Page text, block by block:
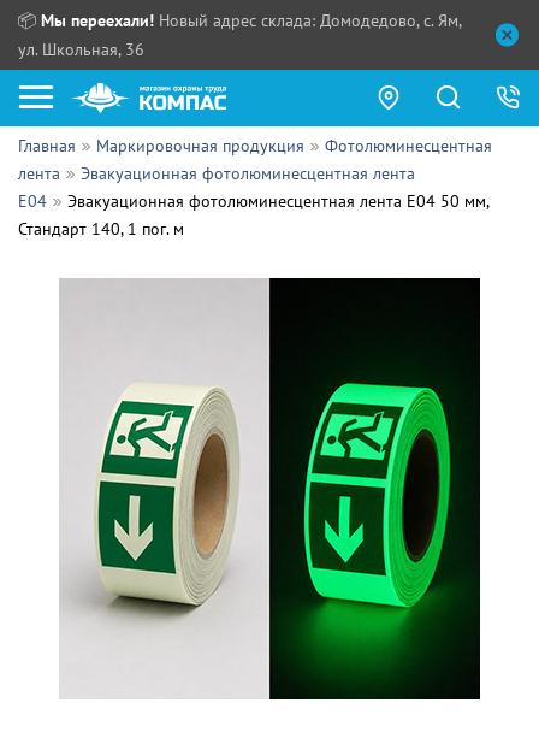
📦 Мы переехали! Новый адрес склада: Домодедово, с. Ям,
ул. Школьная, 36
Как купить?
Прайс-листы
Поставщикам
Контакты
Главная Маркировочная продукция
Фотолюминесцентная
лента
Эвакуационная фотолюминесцентная лента
E04
Эвакуационная фотолюминесцентная лента E04 50 мм,
Стандарт 140, 1 пог. м